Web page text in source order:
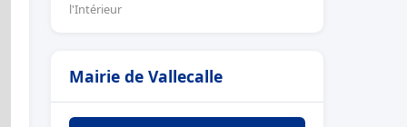
l'Intérieur
Mairie de Vallecalle